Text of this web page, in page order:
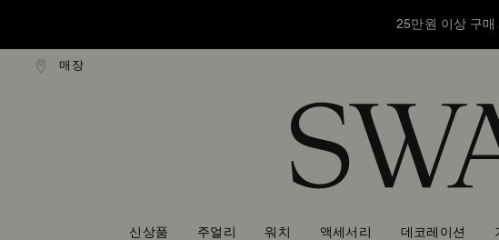
25만원 이상 구
25만원 이상 구
25만원 이상 구
Accesskeys list
매장
원 이상 구매 시 무료 배송
신상품 주얼리 워치 액세서리 데코레이션